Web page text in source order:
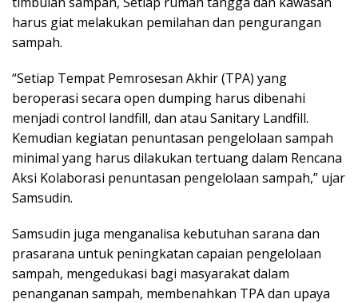
harus giat melakukan pemilahan dan pengurangan
sampah.
“Setiap Tempat Pemrosesan Akhir (TPA) yang
beroperasi secara open dumping harus dibenahi
menjadi control landfill, dan atau Sanitary Landfill.
Kemudian kegiatan penuntasan pengelolaan sampah
minimal yang harus dilakukan tertuang dalam Rencana
Aksi Kolaborasi penuntasan pengelolaan sampah,” ujar
Samsudin.
Samsudin juga menganalisa kebutuhan sarana dan
prasarana untuk peningkatan capaian pengelolaan
sampah, mengedukasi bagi masyarakat dalam
penanganan sampah, membenahkan TPA dan upaya